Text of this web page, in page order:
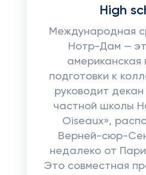
High
Международная
Нотр-Дам —
американская
подготовки к
руководит
частной школы
Oiseaux»,
Верней-сюр-
недалеко от
Это совместная